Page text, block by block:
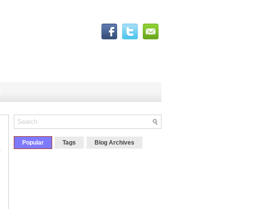
Popular Tags Blog Archives